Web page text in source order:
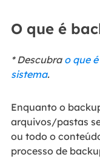
O que é
* Descubra o que
sistema.
Enquanto o
arquivos/pastas
ou todo o
processo de